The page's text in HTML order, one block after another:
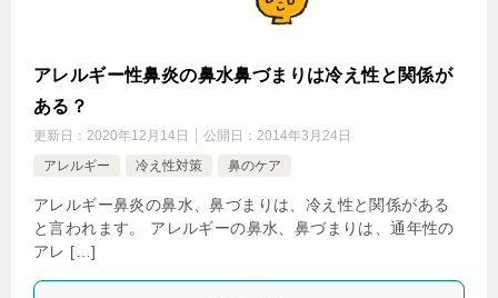
アレルギー性鼻炎の鼻水鼻づまりは冷え性と関係が
ある？
更新日： 2020年12月14日 公開日： 2014年3月24日
アレルギー
冷え性対策 鼻のケア
アレルギー鼻炎の鼻水、鼻づまりは、冷え性と関係がある
と言われます。 アレルギーの鼻水、鼻づまりは、通年性の
アレ […]